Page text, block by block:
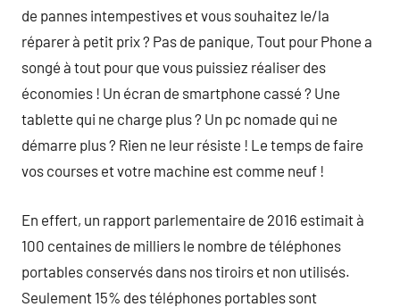
de pannes intempestives et vous souhaitez le/la
réparer à petit prix ? Pas de panique, Tout pour Phone a
songé à tout pour que vous puissiez réaliser des
économies ! Un écran de smartphone cassé ? Une
tablette qui ne charge plus ? Un pc nomade qui ne
démarre plus ? Rien ne leur résiste ! Le temps de faire
vos courses et votre machine est comme neuf !
En effert, un rapport parlementaire de 2016 estimait à
100 centaines de milliers le nombre de téléphones
portables conservés dans nos tiroirs et non utilisés.
Seulement 15% des téléphones portables sont